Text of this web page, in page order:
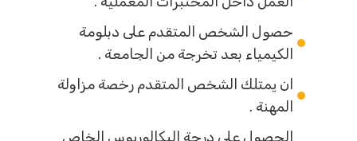
حصول الشخص المتقدم على دبلومة
الكيمياء بعد تخرجة من الجامعة .
ان يمتلك الشخص المتقدم رخصة مزاولة
المهنة .
الحصول على درجة البكالوريوس الخاص